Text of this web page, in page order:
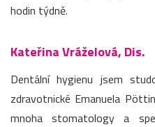
hodin týdně.
Kateřina Vráželová, Dis.
Dentální hygienu jsem
zdravotnické Emanuela
mnoha stomatology a